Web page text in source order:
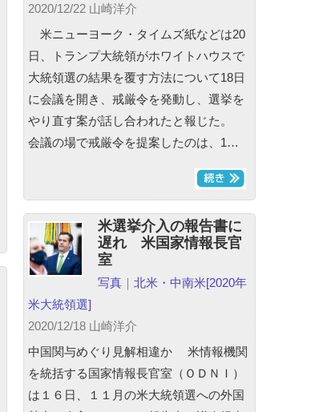
2020/12/22 山崎洋介
米ニューヨーク・タイムズ紙などは20
日、トランプ大統領がホワイトハウスで
大統領選の結果を覆す方法について18日
に会議を開き、戒厳令を発動し、選挙を
やり直す案が話し合われたと報じた。
会議の場で戒厳令を提案したのは、1…
米選挙介入の報告書に
遅れ 米国家情報長官
室
写真 ｜ 北米・中南米[2020年
米大統領選]
2020/12/18 山崎洋介
中国関与めぐり見解相違か 米情報機関
を統括する国家情報長官室（ＯＤＮＩ）
は１６日、１１月の米大統領選への外国